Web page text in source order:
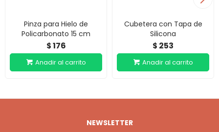
Pinza para Hielo de
Policarbonato 15 cm
$176
Cubetera con Tapa de
Silicona
$ 253
NEWSLETTER